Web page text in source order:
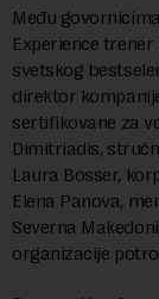
Među
Experience
svetskog
direktor
sertifikovane za
Dimitriadis,
Laura Bosser,
Elena Panova,
Severna
organizacije